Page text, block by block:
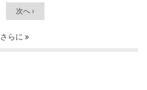
次へ ›
さらに